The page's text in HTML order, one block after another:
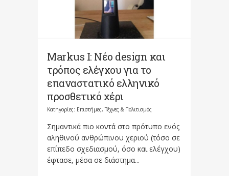
Markus I: Νέο design και
τρόπος ελέγχου για το
επαναστατικό ελληνικό
προσθετικό χέρι
Κατηγορίες: Επιστήμες, Τέχνες & Πολιτισμός
Σημαντικά πιο κοντά στο πρότυπο ενός
αληθινού ανθρώπινου χεριού (τόσο σε
επίπεδο σχεδιασμού, όσο και ελέγχου)
έφτασε, μέσα σε διάστημα...